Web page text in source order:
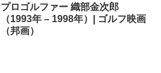
プロゴルファー 織部金次郎
（1993年 – 1998年）| ゴルフ映画
（邦画）